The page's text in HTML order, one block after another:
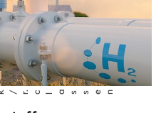
assen